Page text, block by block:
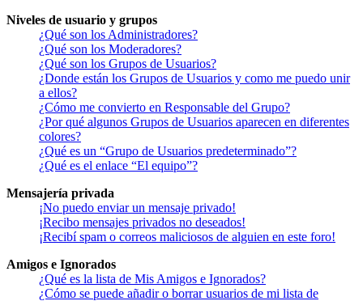
Niveles de usuario y grupos
¿Qué son los Administradores?
¿Qué son los Moderadores?
¿Qué son los Grupos de Usuarios?
¿Donde están los Grupos de Usuarios y como me puedo unir
a ellos?
¿Cómo me convierto en Responsable del Grupo?
¿Por qué algunos Grupos de Usuarios aparecen en diferentes
colores?
¿Qué es un “Grupo de Usuarios predeterminado”?
¿Qué es el enlace “El equipo”?
Mensajería privada
¡No puedo enviar un mensaje privado!
¡Recibo mensajes privados no deseados!
¡Recibí spam o correos maliciosos de alguien en este foro!
Amigos e Ignorados
¿Qué es la lista de Mis Amigos e Ignorados?
¿Cómo se puede añadir o borrar usuarios de mi lista de